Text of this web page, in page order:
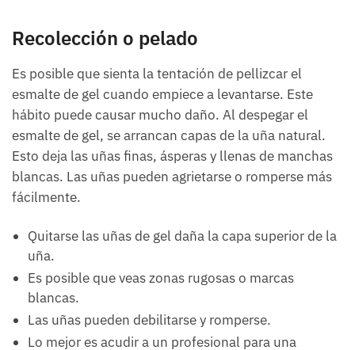
Recolección o pelado
Es posible que sienta la tentación de pellizcar el
esmalte de gel cuando empiece a levantarse. Este
hábito puede causar mucho daño. Al despegar el
esmalte de gel, se arrancan capas de la uña natural.
Esto deja las uñas finas, ásperas y llenas de manchas
blancas. Las uñas pueden agrietarse o romperse más
fácilmente.
Quitarse las uñas de gel daña la capa superior de la
uña.
Es posible que veas zonas rugosas o marcas
blancas.
Las uñas pueden debilitarse y romperse.
Lo mejor es acudir a un profesional para una